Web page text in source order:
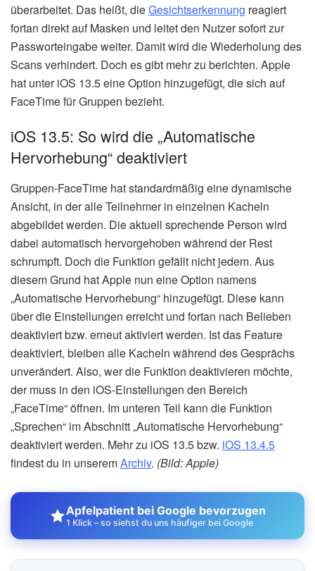
überarbeitet. Das heißt, dieGesichtserkennung reagiert
fortan direkt auf Masken und leitet den Nutzer sofort zur
Passworteingabe weiter. Damit wird die Wiederholung des
Scans verhindert. Doch es gibt mehr zu berichten. Apple
hat unter iOS 13.5 eine Option hinzugefügt, die sich auf
FaceTime für Gruppen bezieht.
iOS 13.5: So wird die „Automatische
Hervorhebung“ deaktiviert
Gruppen-FaceTime hat standardmäßig eine dynamische
Ansicht, in der alle Teilnehmer in einzelnen Kacheln
abgebildet werden. Die aktuell sprechende Person wird
dabei automatisch hervorgehoben während der Rest
schrumpft. Doch die Funktion gefällt nicht jedem. Aus
diesem Grund hat Apple nun eine Option namens
„Automatische Hervorhebung“ hinzugefügt. Diese kann
über die Einstellungen erreicht und fortan nach Belieben
deaktiviert bzw. erneut aktiviert werden. Ist das Feature
deaktiviert, bleiben alle Kacheln während des Gesprächs
unverändert. Also, wer die Funktion deaktivieren möchte,
der muss in den iOS-Einstellungen den Bereich
„FaceTime“ öffnen. Im unteren Teil kann die Funktion
„Sprechen“ im Abschnitt „Automatische Hervorhebung“
deaktiviert werden. Mehr zu iOS 13.5 bzw. iOS 13.4.5
findest du in unseremArchiv. (Bild: Apple)
Apfelpatient bei Google bevorzugen
1 Klick – so siehst du uns häufiger bei Google